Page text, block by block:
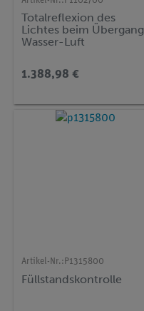
Totalreflexion des
Lichtes beim Übergang
Wasser-Luft
1.388,98 €
Artikel-Nr.: P1315800
Füllstandskontrolle